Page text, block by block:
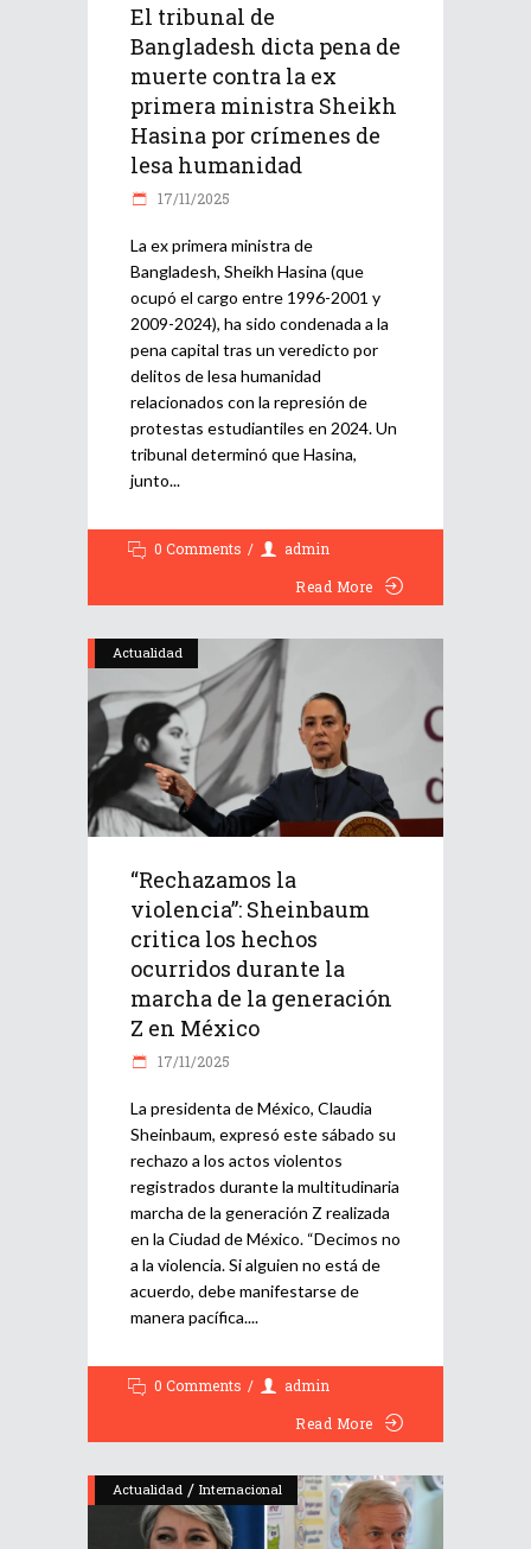
El tribunal de
Bangladesh dicta pena de
muerte contra la ex
primera ministra Sheikh
Hasina por crímenes de
lesa humanidad
17/11/2025
La ex primera ministra de
Bangladesh, Sheikh Hasina (que
ocupó el cargo entre 1996-2001 y
2009-2024), ha sido condenada a la
pena capital tras un veredicto por
delitos de lesa humanidad
relacionados con la represión de
protestas estudiantiles en 2024. Un
tribunal determinó que Hasina,
junto
0 Comments
admin
Read More
Actualidad
“Rechazamos la
violencia”: Sheinbaum
critica los hechos
ocurridos durante la
marcha de la generación
Z en México
17/11/2025
La presidenta de México, Claudia
Sheinbaum, expresó este sábado su
rechazo a los actos violentos
registrados durante la multitudinaria
marcha de la generación Z realizada
en la Ciudad de México. “Decimos no
a la violencia. Si alguien no está de
acuerdo, debe manifestarse de
manera pacífica.
0 Comments
admin
Read More
Actualidad / Internacional